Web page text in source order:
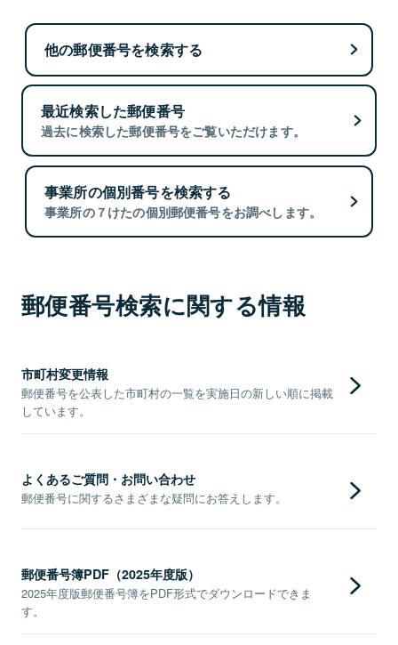
他の郵便番号を検索する
最近検索した郵便番号
過去に検索した郵便番号をご覧いただけます。
事業所の個別番号を検索する
事業所の７けたの個別郵便番号をお調べします。
郵便番号検索に関する情報
市町村変更情報
郵便番号を公表した市町村の一覧を実施日の新しい順に掲載
しています。
よくあるご質問・お問い合わせ
郵便番号に関するさまざまな疑問にお答えします。
郵便番号簿PDF（2025年度版）
2025年度版郵便番号簿をPDF形式でダウンロードできま
す。